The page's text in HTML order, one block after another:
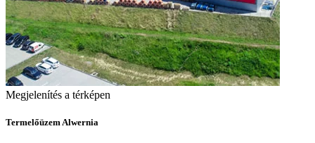
Megjelenítés a térképen
Termelőüzem Alwernia